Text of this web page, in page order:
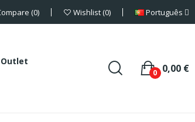
0 Wishlist 0 Português
Outlet
0,00 €
0